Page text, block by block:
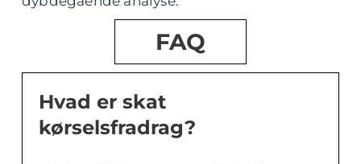
FAQ
Hvad er skat
kørselsfradrag?